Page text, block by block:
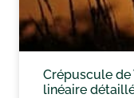
Crépuscule
linéaire